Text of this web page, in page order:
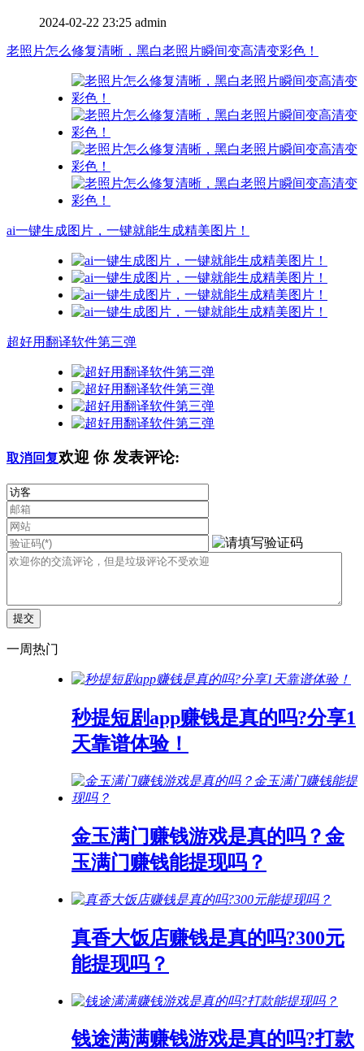
2024-02-22 23:25 admin
老照片怎么修复清晰，黑白老照片瞬间变高清变彩色！
ai一键生成图片，一键就能生成精美图片！
超好用翻译软件第三弹
取消回复欢迎 你发表评论:
一周热门
秒提短剧app赚钱是真的吗?分享1
天靠谱体验！
金玉满门赚钱游戏是真的吗？金
玉满门赚钱能提现吗？
真香大饭店赚钱是真的吗?300元
能提现吗？
钱途满满赚钱游戏是真的吗?打款